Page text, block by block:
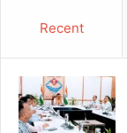
Recent